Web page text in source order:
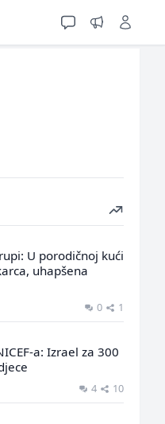
U porodičnoj kući
uhapšena
0 1
a: Izrael za 300
4 10